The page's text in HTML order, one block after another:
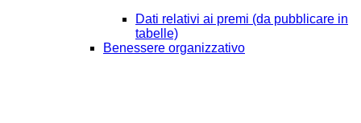
Dati relativi ai premi (da pubblicare in
tabelle)
Benessere organizzativo